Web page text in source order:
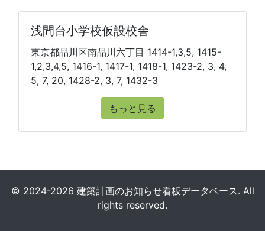
浅間台小学校仮設校舎
東京都品川区南品川六丁目 1414-1,3,5, 1415-
1,2,3,4,5, 1416-1, 1417-1, 1418-1, 1423-2, 3, 4,
5, 7, 20, 1428-2, 3, 7, 1432-3
もっと見る
© 2024-2026 建築計画のお知らせ看板データベース. All
rights reserved.